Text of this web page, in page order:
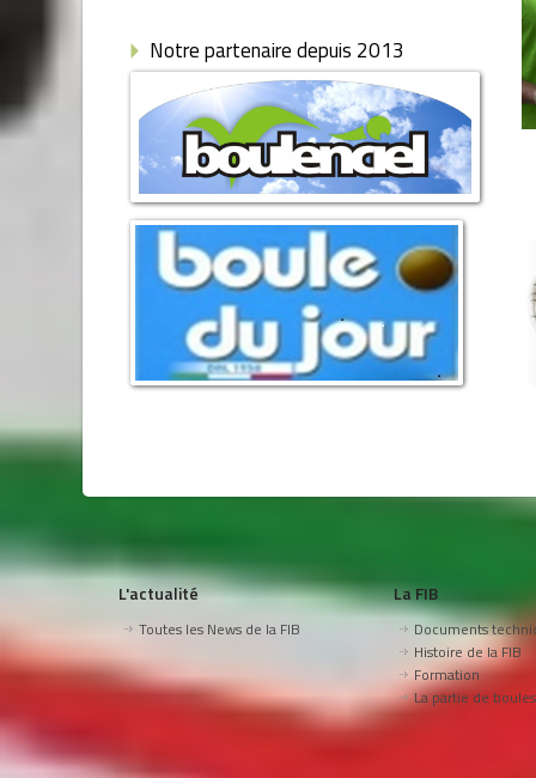
Notre partenaire depuis 2013
L'actualité
Toutes les News de la FIB
La FIB
Documents
Histoire de la FIB
Formation
La partie de boules